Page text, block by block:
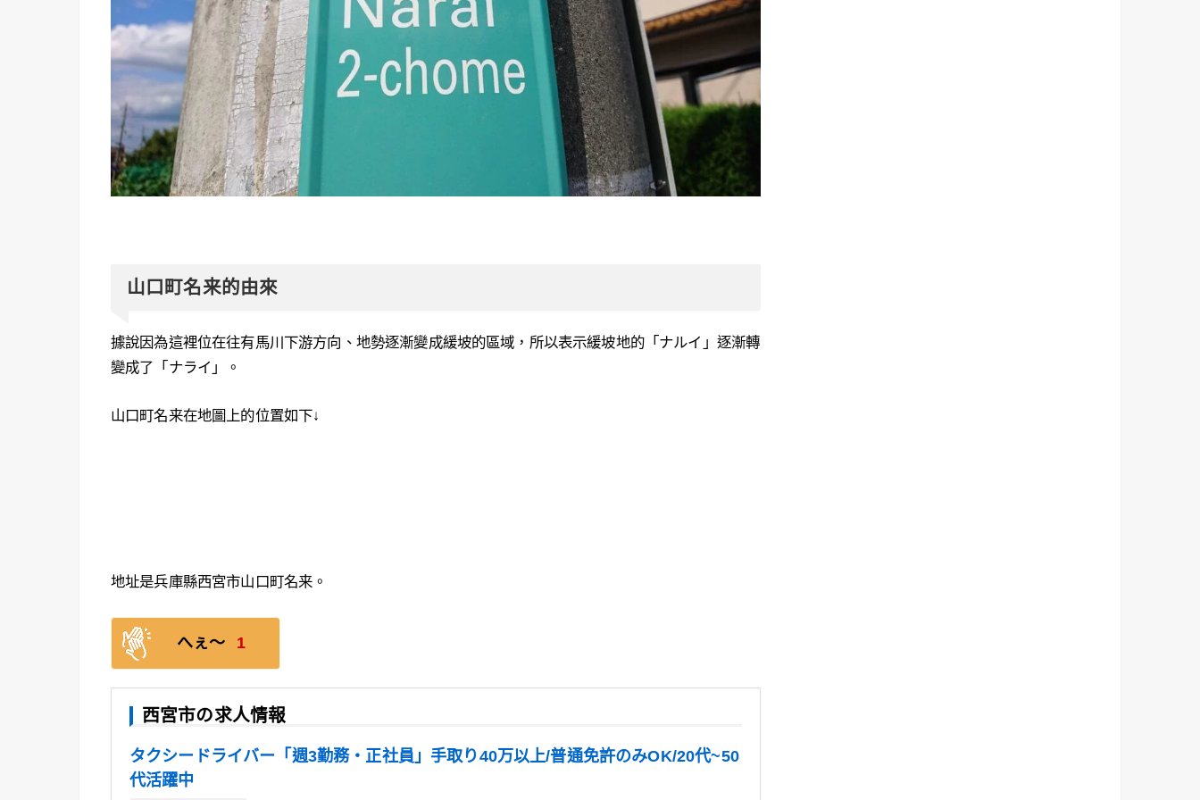
山口町名来的由來
據說因為這裡位在往有馬川下游方向、地勢逐漸變成緩坡的區域，所以表示緩坡地的「ナルイ」逐漸轉
變成了「ナライ」。
山口町名来在地圖上的位置如下↓
地址是兵庫縣西宮市山口町名来。
へぇ〜 1
西宮市の求人情報
タクシードライバー「週3勤務・正社員」手取り40万以上/普通免許のみOK/20代~50
代活躍中